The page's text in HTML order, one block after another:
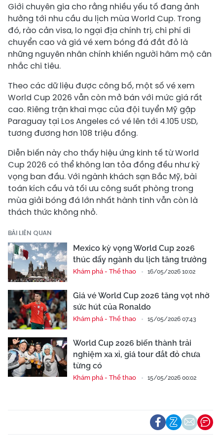
Giới chuyên gia cho rằng nhiều yếu tố đang ảnh
hưởng tới nhu cầu du lịch mùa World Cup. Trong
đó, rào cản visa, lo ngại địa chính trị, chi phí di
chuyển cao và giá vé xem bóng đá đắt đỏ là
những nguyên nhân chính khiến người hâm mộ cân
nhắc chi tiêu.
Theo các dữ liệu được công bố, một số vé xem
World Cup 2026 vẫn còn mở bán với mức giá rất
cao. Riêng trận khai mạc của đội tuyển Mỹ gặp
Paraguay tại Los Angeles có vé lên tới 4.105 USD,
tương đương hơn 108 triệu đồng.
Diễn biến này cho thấy hiệu ứng kinh tế từ World
Cup 2026 có thể không lan tỏa đồng đều như kỳ
vọng ban đầu. Với ngành khách sạn Bắc Mỹ, bài
toán kích cầu và tối ưu công suất phòng trong
mùa giải bóng đá lớn nhất hành tinh vẫn còn là
thách thức không nhỏ.
BÀI LIÊN QUAN
Mexico kỳ vọng World Cup 2026
thúc đẩy ngành du lịch tăng trưởng
Khám phá - Thể thao 16/05/2026 10:02
Giá vé World Cup 2026 tăng vọt nhờ
sức hút của Ronaldo
Khám phá - Thể thao 15/05/2026 07:43
World Cup 2026 biến thành trải
nghiệm xa xỉ, giá tour đắt đỏ chưa
từng có
Khám phá - Thể thao 15/05/2026 00:02